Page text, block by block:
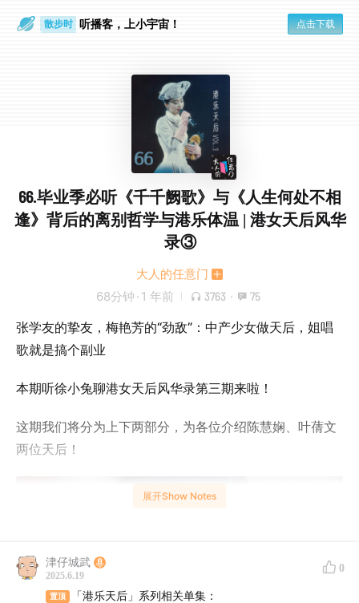
通勤路上 听播客，上小宇宙！ 点击下载
66.毕业季必听《千千阙歌》与《人生何处不相
逢》背后的离别哲学与港乐体温 | 港女天后风华
录③
大人的任意门
68分钟 · 1 年前 3763 · 75
张学友的挚友，梅艳芳的“劲敌”：中产少女做天后，姐唱
歌就是搞个副业
本期听徐小兔聊港女天后风华录第三期来啦！
这期我们将分为上下两部分，为各位介绍陈慧娴、叶蒨文
两位天后！
展开Show Notes
津仔城武
2025.6.19
0
置顶 「港乐天后」系列相关单集：